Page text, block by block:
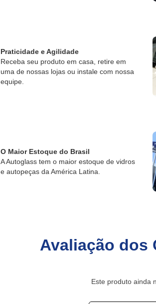
Praticidade e Agilidade
Receba seu produto em casa, retire em
uma de nossas lojas ou instale com nossa
equipe.
O Maior Estoque do Brasil
A Autoglass tem o maior estoque de vidros
e autopeças da América Latina.
Avaliação dos
Este produto ainda